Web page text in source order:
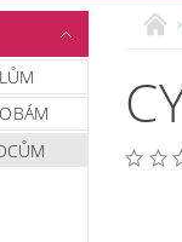
OBLEČENÍ
VÝPRODEJ